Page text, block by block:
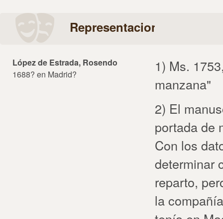
Representaciones
López de Estrada, Rosendo
1688? en Madrid?
1) Ms.
manzana"
2) El
portada de
Con los
determinar
reparto,
la